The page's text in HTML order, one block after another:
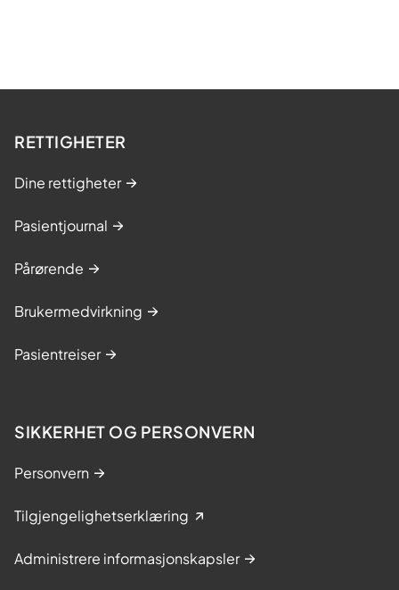
RETTIGHETER
Dine rettigheter
Pasientjournal
Pårørende
Brukermedvirkning
Pasientreiser
SIKKERHET OG PERSONVERN
Personvern
Tilgjengelighetserklæring
Administrere informasjonskapsler